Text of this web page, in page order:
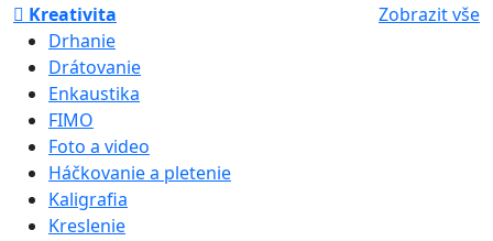
Kreativita
Zobrazit vše
Drhanie
Drátovanie
Enkaustika
FIMO
Foto a video
Háčkovanie a pletenie
Kaligrafia
Kreslenie